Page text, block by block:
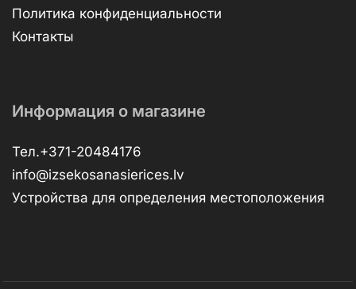
Политика конфиденциальности
Контакты
Информация о магазине
Тел.+371-20484176
info@izsekosanasierices.lv
Устройства для определения местоположения